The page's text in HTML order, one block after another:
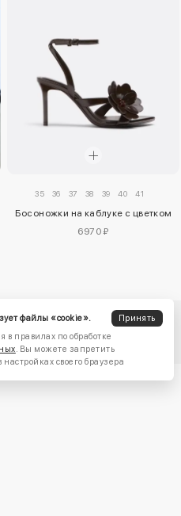
35 36 37 38 39 40 41
Босоножки на каблуке с цветком
6970 ₽
файлы «cookie».
Принять
правилах по обработке
. Вы можете запретить
своего браузера